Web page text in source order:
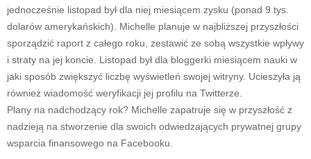
jednocześnie listopad był dla niej miesiącem zysku (ponad 9 tys.
dolarów amerykańskich). Michelle planuje w najbliższej przyszłości
sporządzić raport z całego roku, zestawić ze sobą wszystkie wpływy
i straty na jej koncie. Listopad był dla bloggerki miesiącem nauki w
jaki sposób zwiększyć liczbę wyświetleń swojej witryny. Ucieszyła ją
również wiadomość weryfikacji jej profilu na Twitterze.
Plany na nadchodzący rok? Michelle zapatruje się w przyszłość z
nadzieją na stworzenie dla swoich odwiedzających prywatnej grupy
wsparcia finansowego na Facebooku.